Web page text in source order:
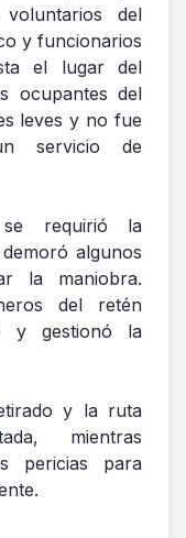
del
y funcionarios
el lugar del
ocupantes del
leves y no fue
servicio de
requirió la
algunos
la maniobra.
del retén
y gestionó la
y la ruta
mientras
pericias para